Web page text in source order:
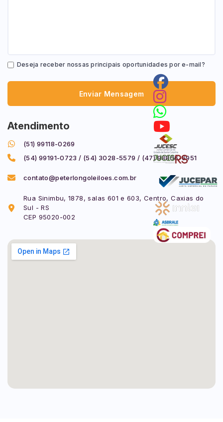
Atendimento
(51) 99118-0269
(54) 99191-0723 / (54) 3028-5579 / (47) 98806-6951
contato@peterlongoleiloes.com.br
Rua Sinimbu, 1878, salas 601 e 603, Centro, Caxias do
Sul - RS
CEP 95020-002
Deseja receber nossas principais oportunidades por e-mail?
Enviar Mensagem